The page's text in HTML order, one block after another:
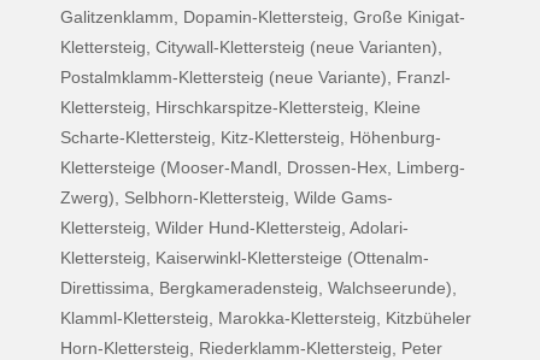
Galitzenklamm, Dopamin-Klettersteig, Große Kinigat-
Klettersteig, Citywall-Klettersteig (neue Varianten),
Postalmklamm-Klettersteig (neue Variante), Franzl-
Klettersteig, Hirschkarspitze-Klettersteig, Kleine
Scharte-Klettersteig, Kitz-Klettersteig, Höhenburg-
Klettersteige (Mooser-Mandl, Drossen-Hex, Limberg-
Zwerg), Selbhorn-Klettersteig, Wilde Gams-
Klettersteig, Wilder Hund-Klettersteig, Adolari-
Klettersteig, Kaiserwinkl-Klettersteige (Ottenalm-
Direttissima, Bergkameradensteig, Walchseerunde),
Klamml-Klettersteig, Marokka-Klettersteig, Kitzbüheler
Horn-Klettersteig, Riederklamm-Klettersteig, Peter